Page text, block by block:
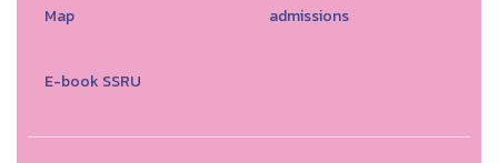
Map admissions
E-book SSRU